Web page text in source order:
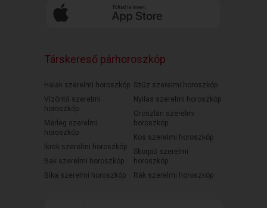
Társkereső párhoroszkóp
Halak szerelmi horoszkóp
Vízöntő szerelmi
horoszkóp
Mérleg szerelmi
horoszkóp
Ikrek szerelmi horoszkóp
Bak szerelmi horoszkóp
Bika szerelmi horoszkóp
Szűz szerelmi horoszkóp
Nyilas szerelmi horoszkóp
Oroszlán szerelmi
horoszkóp
Kos szerelmi horoszkóp
Skorpió szerelmi
horoszkóp
Rák szerelmi horoszkóp